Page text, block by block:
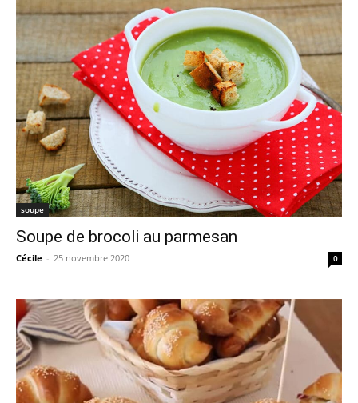
soupe
Soupe de brocoli au parmesan
Cécile - 25 novembre 2020 0